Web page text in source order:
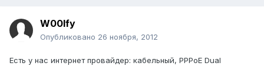
W00lfy
Опубликовано 26 ноября, 2012
Есть у нас интернет провайдер: кабельный, PPPoE Dual